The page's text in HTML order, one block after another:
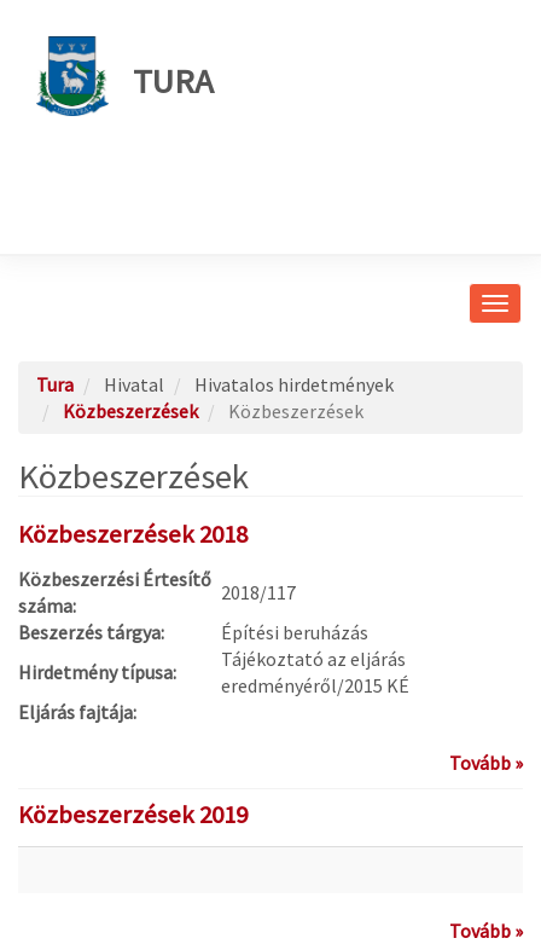
TURA
Tura Hivatal
Hivatalos hirdetmények
Közbeszerzések
Közbeszerzések
Közbeszerzések
Közbeszerzések 2018
Közbeszerzési Értesítő
száma:
2018/117
Beszerzés tárgya:
Építési beruházás
Hirdetmény típusa:
Tájékoztató az eljárás
eredményéről/2015 KÉ
Eljárás fajtája:
Tovább »
Közbeszerzések 2019
Tovább »